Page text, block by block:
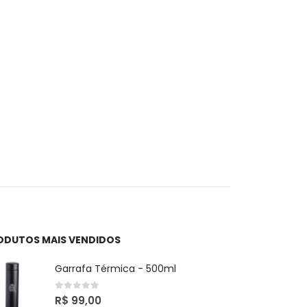
MAIS VENDIDOS
Garrafa Térmica - 500ml
0out of 5
R$ 99,00